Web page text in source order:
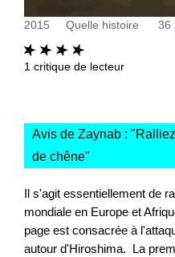
2015 Quelle histoire 36
1 critique de lecteur
Avis de Zaynab : "
de chêne"
Il s'agit essentiellement de
mondiale en Europe et
page est consacrée à
autour d'Hiroshima. La